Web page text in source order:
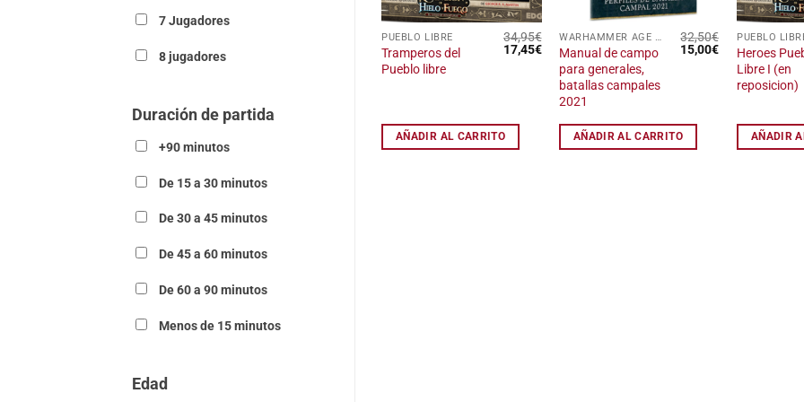
7 Jugadores
8 jugadores
Duración de partida
+90 minutos
De 15 a 30 minutos
De 30 a 45 minutos
De 45 a 60 minutos
De 60 a 90 minutos
Menos de 15 minutos
Edad
PUEBLO LIBRE
Tramperos del
Pueblo libre
34,95€
El
17,45€El
precio
actual
17,45€.
AÑADIR AL CARRITO
WARHAMMER AGE OF SIGMAR
Manual de campo
para generales,
batallas campales
2021
32,50€
El
15,00€El
precio
actual
AÑADIR AL CARRITO
PUEBLO
Heroes
Libre I (en
reposicion)
AÑADIR